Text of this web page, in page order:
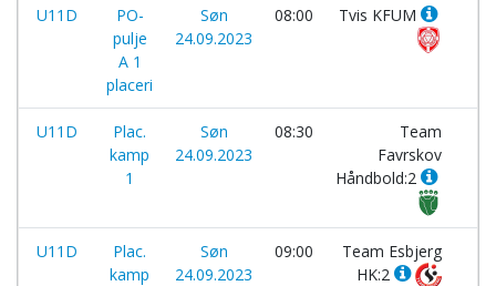
U11D
PO-
pulje
A 1
placeri
Søn
24.09.2023
08:00 Tvis KFUM
U11D
Plac.
kamp
1
Søn
24.09.2023
08:30
Team
Favrskov
Håndbold:2
U11D
Plac.
kamp
Søn
24.09.2023
09:00
Team Esbjerg
HK:2